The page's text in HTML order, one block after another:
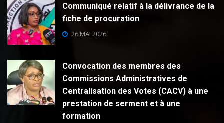
Communiqué relatif à la délivrance de la
fiche de procuration
26 MAI 2026
Convocation des membres des
Commissions Administratives de
Centralisation des Votes (CACV) à une
prestation de serment et à une
formation